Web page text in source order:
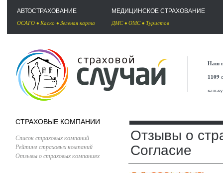
АВТОСТРАХОВАНИЕ
ОСАГО • Каско • Зеленая карта
МЕДИЦИНСКОЕ СТРАХОВАНИЕ
ДМС• ОМС• Туристов
Наш
1109
СТРАХОВЫЕ КОМПАНИИ
Список страховых компаний
Рейтинг страховых компаний
Отзывы о страховых компаниях
Отзывы о
Согласие